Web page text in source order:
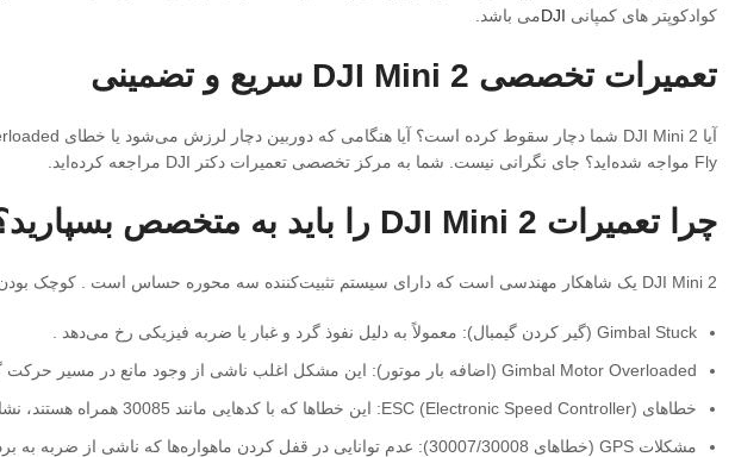
کوادکوپتر های کمپانی DJIمی باشد.
تعمیرات تخصصی DJI Mini 2 سریع و تضمینی
Fly مواجه شده‌اید؟ جای نگرانی نیست. شما به مرکز تخصصی تعمیرات دکتر DJI مراجعه کرده‌اید.
چرا تعمیرات DJI Mini 2 را باید به متخصص بسپارید؟
DJI Mini 2 یک شاهکار مهندسی است که دارای سیستم تثبیت‌کننده سه محوره حساس است . کوچک بودن ابعاد این پهپاد باعث می‌شود که قطعات داخلی آن بسیار ظریف و آسیب‌پذیر باشند. مشکلات رایج در این مدل عبارتند از:
Gimbal Stuck (گیر کردن گیمبال): معمولاً به دلیل نفوذ گرد و غبار یا ضربه فیزیکی رخ می‌دهد .
Gimbal Motor Overloaded (اضافه بار موتور): این مشکل اغلب ناشی از وجود مانع در مسیر حرکت گیمبال یا پارگی کابل‌های انعطاف‌پذیر است .
خطاهای ESC (Electronic Speed Controller): این خطاها که با کدهایی مانند 30085 همراه هستند، نشانه مشکل در برد کنترل سرعت موتورها بوده و نیاز به تعمیرات حرفه‌ای دارد .
مشکلات GPS (خطاهای 30007/30008): عدم توانایی در قفل کردن ماهواره‌ها که ناشی از ضربه به برد پایینی یا ماژول GPS است .